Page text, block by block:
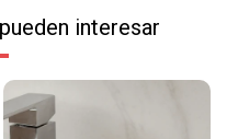
interesar